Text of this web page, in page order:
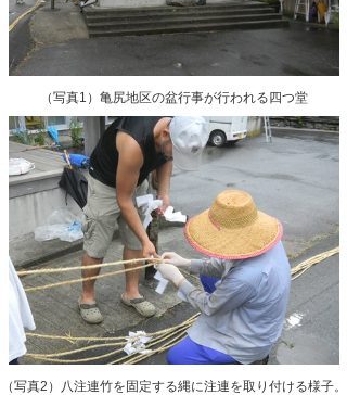
（写真1）亀尻地区の盆行事が行われる四つ堂
（写真2）八注連竹を固定する縄に注連を取り付ける様子。